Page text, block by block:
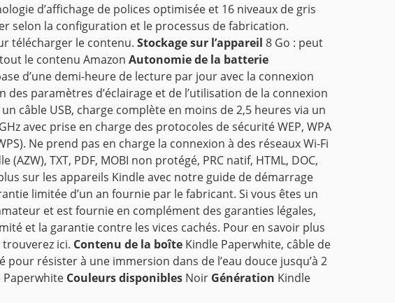
d’affichage de polices optimisée et 16 niveaux de gris
selon la configuration et le processus de fabrication.
télécharger le contenu. Stockage sur l’appareil 8 Go : peut
le contenu Amazon Autonomie de la batterie
d’une demi-heure de lecture par jour avec la connexion
paramètres d’éclairage et de l’utilisation de la connexion
câble USB, charge complète en moins de 2,5 heures via un
avec prise en charge des protocoles de sécurité WEP, WPA
Ne prend pas en charge la connexion à des réseaux Wi-Fi
(AZW), TXT, PDF, MOBI non protégé, PRC natif, HTML, DOC,
sur les appareils Kindle avec notre guide de démarrage
limitée d’un an fournie par le fabricant. Si vous êtes un
et est fournie en complément des garanties légales,
et la garantie contre les vices cachés. Pour en savoir plus
ici. Contenu de la boîte Kindle Paperwhite, câble de
pour résister à une immersion dans de l’eau douce jusqu’à 2
Paperwhite Couleurs disponibles Noir Génération Kindle